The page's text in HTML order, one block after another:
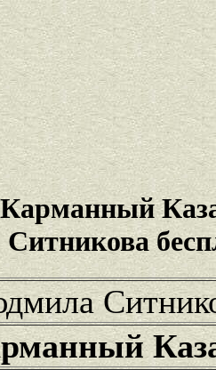
Ситникова